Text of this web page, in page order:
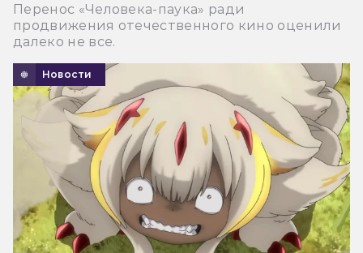
Перенос «Человека-паука» ради
продвижения отечественного кино оценили
далеко не все.
Новости